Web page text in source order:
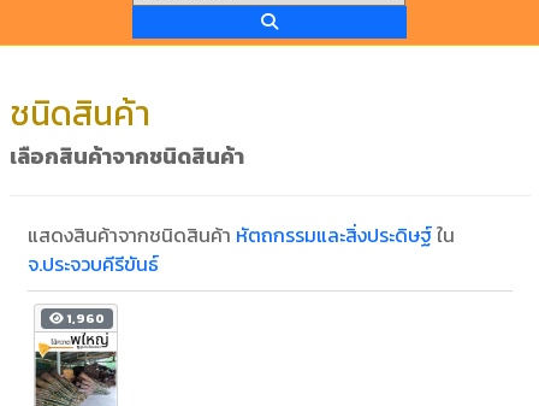
ชนิดสินค้า
เลือกสินค้าจากชนิดสินค้า
แสดงสินค้าจากชนิดสินค้า หัตถกรรมและสิ่งประดิษฐ์ใน
จ.ประจวบคีรีขันธ์
1,960